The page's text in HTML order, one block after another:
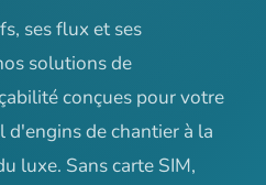
ses flux et ses
solutions de
conçues pour votre
de chantier à la
luxe. Sans carte SIM,